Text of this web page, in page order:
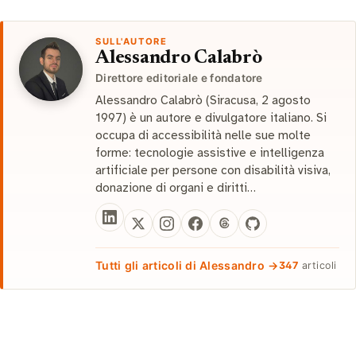
SULL'AUTORE
Alessandro Calabrò
Direttore editoriale e fondatore
Alessandro Calabrò (Siracusa, 2 agosto
1997) è un autore e divulgatore italiano. Si
occupa di accessibilità nelle sue molte
forme: tecnologie assistive e intelligenza
artificiale per persone con disabilità visiva,
donazione di organi e diritti…
Tutti gli articoli di Alessandro →347 articoli